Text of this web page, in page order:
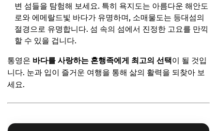
변 섬들을 탐험해 보세요. 특히 욕지도는 아름다운 해안도
로와 에메랄드빛 바다가 유명하며, 소매물도는 등대섬의
절경으로 유명합니다. 섬 속의 섬에서 진정한 고요를 만끽
할 수 있을 겁니다.
통영은 바다를 사랑하는 혼행족에게 최고의 선택이 될 것입
니다. 눈과 입이 즐거운 여행을 통해 삶의 활력을 되찾아 보
세요.